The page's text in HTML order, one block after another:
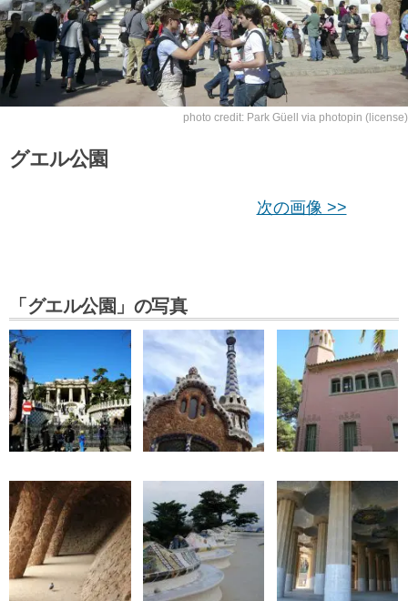
photo credit: Park Güell via photopin (license)
グエル公園
次の画像 >>
「グエル公園」の写真